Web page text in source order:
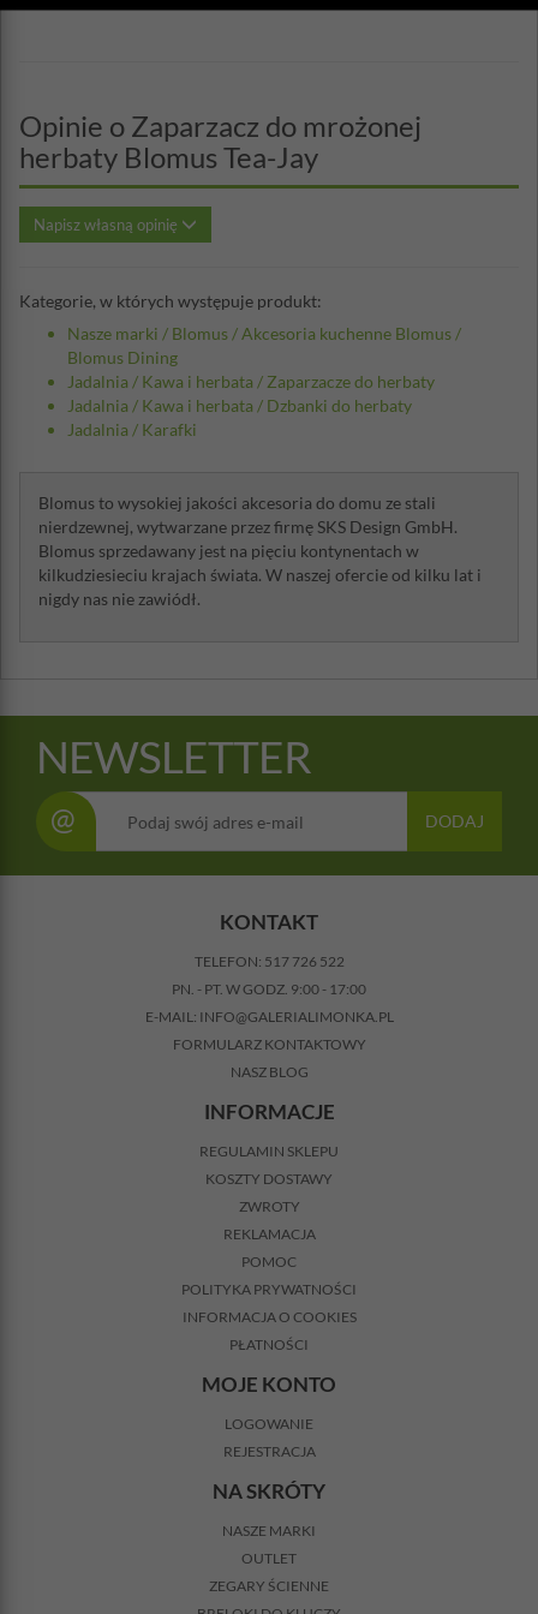
Opinie o Zaparzacz do mrożonej
herbaty Blomus Tea-Jay
Napisz własną opinię
Kategorie, w których występuje produkt:
Nasze marki / Blomus /Akcesoria kuchenne Blomus /
Blomus Dining
Jadalnia / Kawa i herbata / Zaparzacze do herbaty
Jadalnia / Kawa i herbata / Dzbanki do herbaty
Jadalnia / Karafki
Blomus to wysokiej jakości akcesoria do domu ze stali
nierdzewnej, wytwarzane przez firmę SKS Design GmbH.
Blomus sprzedawany jest na pięciu kontynentach w
kilkudziesieciu krajach świata. W naszej ofercie od kilku lat i
nigdy nas nie zawiódł.
NEWSLETTER
@ DODAJ
KONTAKT
TELEFON: 517 726 522
PN. - PT. W GODZ. 9:00 - 17:00
E-MAIL: INFO@GALERIALIMONKA.PL
FORMULARZ KONTAKTOWY
NASZ BLOG
INFORMACJE
REGULAMIN SKLEPU
KOSZTY DOSTAWY
ZWROTY
REKLAMACJA
POMOC
POLITYKA PRYWATNOŚCI
INFORMACJA O COOKIES
PŁATNOŚCI
MOJE KONTO
LOGOWANIE
REJESTRACJA
NA SKRÓTY
NASZE MARKI
OUTLET
ZEGARY ŚCIENNE